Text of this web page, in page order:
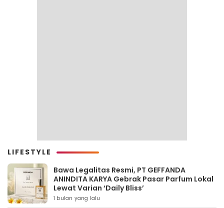
LIFESTYLE
Bawa Legalitas Resmi, PT GEFFANDA
ANINDITA KARYA Gebrak Pasar Parfum Lokal
Lewat Varian ‘Daily Bliss’
1 bulan yang lalu